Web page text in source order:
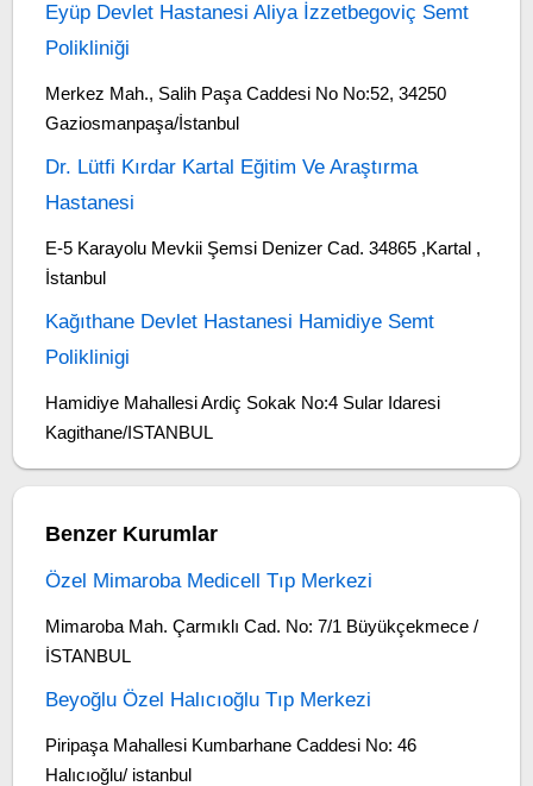
Eyüp Devlet Hastanesi Aliya İzzetbegoviç Semt
Polikliniği
Merkez Mah., Salih Paşa Caddesi No No:52, 34250
Gaziosmanpaşa/İstanbul
Dr. Lütfi Kırdar Kartal Eğitim Ve Araştırma
Hastanesi
E-5 Karayolu Mevkii Şemsi Denizer Cad. 34865 ,Kartal ,
İstanbul
Kağıthane Devlet Hastanesi Hamidiye Semt
Poliklinigi
Hamidiye Mahallesi Ardiç Sokak No:4 Sular Idaresi
Kagithane/ISTANBUL
Benzer Kurumlar
Özel Mimaroba Medicell Tıp Merkezi
Mimaroba Mah. Çarmıklı Cad. No: 7/1 Büyükçekmece /
İSTANBUL
Beyoğlu Özel Halıcıoğlu Tıp Merkezi
Piripaşa Mahallesi Kumbarhane Caddesi No: 46
Halıcıoğlu/ istanbul